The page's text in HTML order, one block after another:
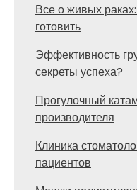
Все о живых раках:
готовить
Эффективность
секреты успеха?
Прогулочный
производителя
Клиника
пациентов